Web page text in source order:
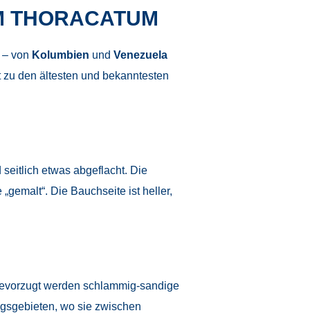
THORACATUM
von Kolumbien und Venezuela
den ältesten und bekanntesten
etwas abgeflacht. Die
Die Bauchseite ist heller,
werden schlammig-sandige
wo sie zwischen